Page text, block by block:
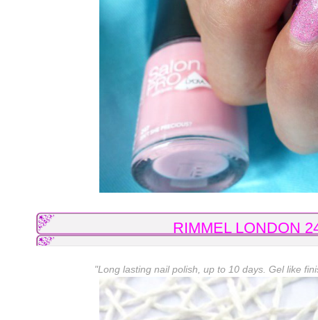
RIMMEL LONDON
"Long lasting nail polish, up to 10 days. Gel like